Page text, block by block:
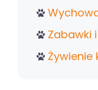
Zabawki
Żywienie